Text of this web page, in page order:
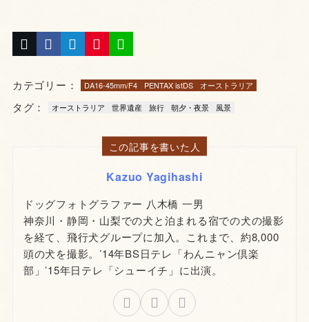
カテゴリー： DA16-45mm/F4 PENTAX istDS オーストラリア
タグ： オーストラリア 世界遺産 旅行 朝夕・夜景 風景
この記事を書いた人
Kazuo Yagihashi
ドッグフォトグラファー 八木橋 一男
神奈川・静岡・山梨での犬と泊まれる宿での犬の撮影
を経て、飛行犬グループに加入。これまで、約8,000
頭の犬を撮影。’14年BS日テレ「わんニャン倶楽
部」’15年日テレ「シューイチ」に出演。